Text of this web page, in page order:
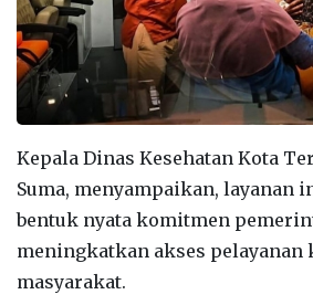
Kepala Dinas Kesehatan Kota
Suma, menyampaikan, layanan
bentuk nyata komitmen
meningkatkan akses pelayanan
masyarakat.